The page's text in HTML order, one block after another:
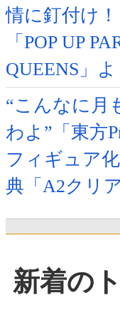
情に釘付け
「POP UP
QUEENS」
“こんなに月
わよ”「東方
フィギュア
典「A2クリ
新着の